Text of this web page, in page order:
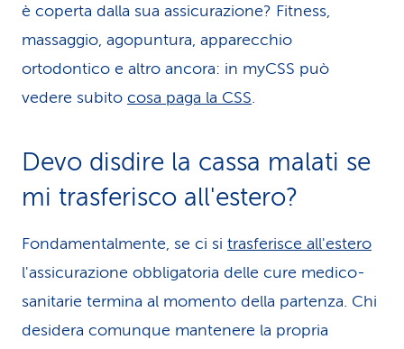
è coperta dalla sua assicurazione? Fitness,
massaggio, agopuntura, apparecchio
ortodontico e altro ancora: in myCSS può
vedere subito cosa paga la CSS.
Devo disdire la cassa malati se
mi trasferisco all'estero?
Fondamentalmente, se ci si trasferisce all'estero
l'assicurazione obbligatoria delle cure medico-
sanitarie termina al momento della partenza. Chi
desidera comunque mantenere la propria